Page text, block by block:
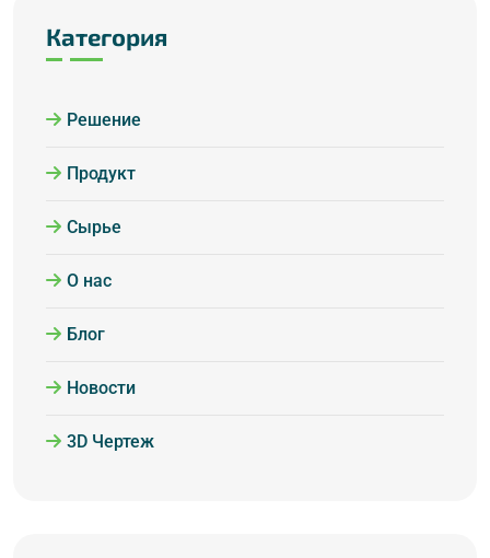
Категория
Решение
Продукт
Сырье
О нас
Блог
Новости
3D Чертеж